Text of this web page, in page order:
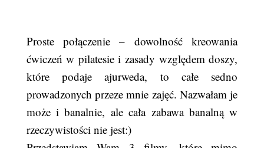
Proste połączenie – dowolność kreowania
ćwiczeń w pilatesie i zasady względem doszy,
które podaje ajurweda, to całe sedno
prowadzonych przeze mnie zajęć. Nazwałam je
może i banalnie, ale cała zabawa banalną w
rzeczywistości nie jest:)